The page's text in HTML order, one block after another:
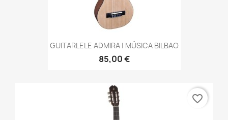
GUITARLELE ADMIRA | MÚSICA BILBAO
85,00 €
favorite_border